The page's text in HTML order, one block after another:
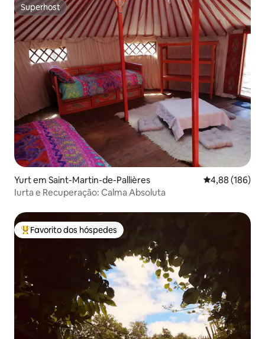
Superhost
Superhost
Yurt em Saint-Martin-de-Pallières Classificação
4,88 (186)
Iurta e Recuperação: Calma Absoluta
Favoritos dos hóspedes mais apreciados
Favorito dos hóspedes